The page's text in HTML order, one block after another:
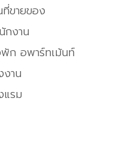
ที่ขายของ
กงาน
พัก อพาร์ทเม้นท์
งาน
แรม